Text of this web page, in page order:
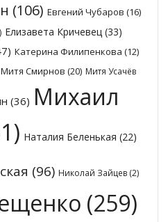
(106) Евгений Чубаров (16)
Елизавета Кричевец(33)
Катерина Филипенкова (12)
Митя Смирнов (20) Митя Усачёв
(36) Михаил
Наталия Беленькая (22)
(96) Николай Зайцев (2)
(259)